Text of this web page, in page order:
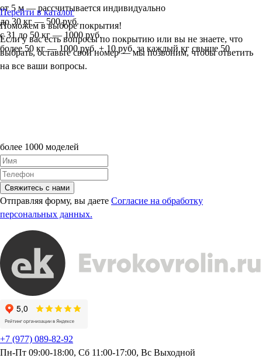
от 5 м — рассчитывается индивидуально
до 30 кг — 500 руб.
с 31 до 50 кг — 1000 руб.
более 50 кг — 1000 руб. + 10 руб. за каждый кг свыше 50
Перейти в каталог
Поможем в выборе покрытия!
Если у вас есть вопросы по покрытию или вы не знаете, что
выбрать, оставьте свой номер — мы позвоним, чтобы ответить
на все ваши вопросы.
более 1000 моделей
Свяжитесь с нами
Отправляя форму, вы даете Согласие на обработку
персональных данных.
+7 (977) 089-82-92
Пн-Пт 09:00-18:00, Сб 11:00-17:00, Вс Выходной